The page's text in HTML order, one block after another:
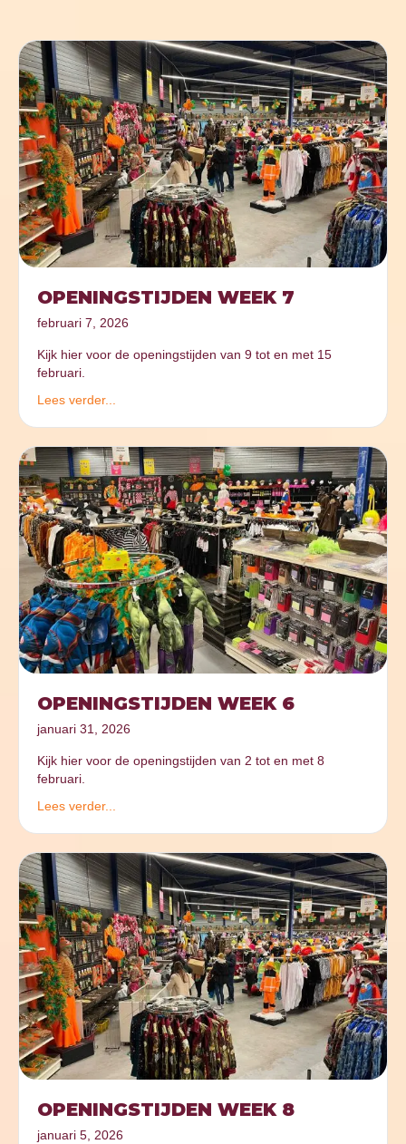
OPENINGSTIJDEN WEEK 7
februari 7, 2026
Kijk hier voor de openingstijden van 9 tot en met 15
februari.
Lees verder...
OPENINGSTIJDEN WEEK 6
januari 31, 2026
Kijk hier voor de openingstijden van 2 tot en met 8
februari.
Lees verder...
OPENINGSTIJDEN WEEK 8
januari 5, 2026